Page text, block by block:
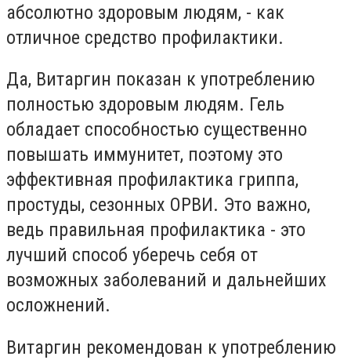
абсолютно здоровым людям, - как
отличное средство профилактики.
Да, Витаргин показан к употреблению
полностью здоровым людям. Гель
обладает способностью существенно
повышать иммунитет, поэтому это
эффективная профилактика гриппа,
простуды, сезонных ОРВИ. Это важно,
ведь правильная профилактика - это
лучший способ уберечь себя от
возможных заболеваний и дальнейших
осложнений.
Витаргин рекомендован к употреблению